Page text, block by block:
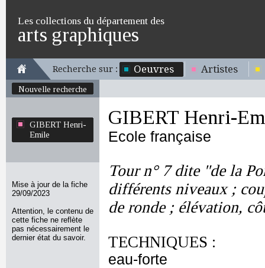
Les collections du département des
arts graphiques
Recherche sur : Oeuvres Artistes
Nouvelle recherche
GIBERT Henri-
Emile
Mise à jour de la fiche
29/09/2023
Attention, le contenu de
cette fiche ne reflète
pas nécessairement le
dernier état du savoir.
GIBERT Henri-
Ecole française
Tour n° 7 dite "de la
différents niveaux ;
de ronde ; élévation,
TECHNIQUES :
eau-forte